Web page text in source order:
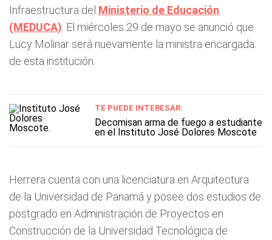
Infraestructura del Ministerio de Educación
(MEDUCA) . El miércoles 29 de mayo se anunció que
Lucy Molinar será nuevamente la ministra encargada
de esta institución.
TE PUEDE INTERESAR:
Decomisan arma de fuego a estudiante
en el Instituto José Dolores Moscote
Herrera cuenta con una licenciatura en Arquitectura
de la Universidad de Panamá y posee dos estudios de
postgrado en Administración de Proyectos en
Construcción de la Universidad Tecnológica de